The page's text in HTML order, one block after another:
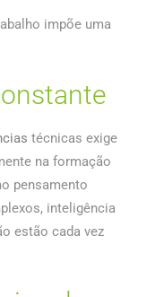
impõe uma
técnicas exige
na formação
pensamento
inteligência
estão cada vez